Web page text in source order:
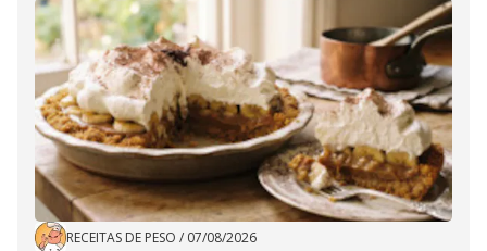
RECEITAS DE PESO / 07/08/2026